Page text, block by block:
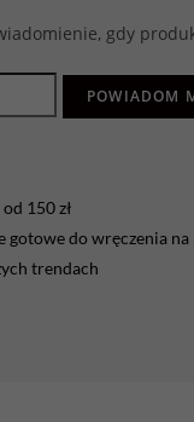
gdy
POWIADOM
150 zł
gotowe do wręczenia na
trendach